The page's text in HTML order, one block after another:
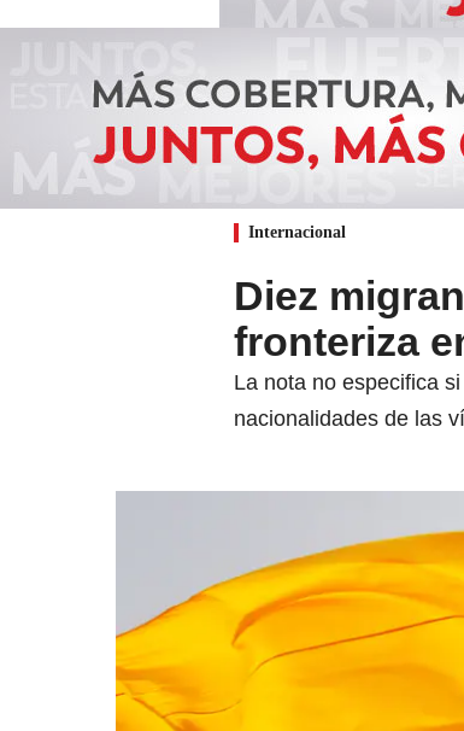
Internacional
Diez
fronteriza
La nota no especifica
nacionalidades de las